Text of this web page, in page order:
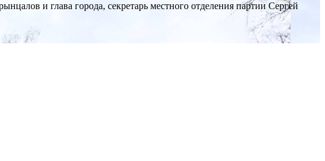
и глава города, секретарь местного отделения партии Сергей